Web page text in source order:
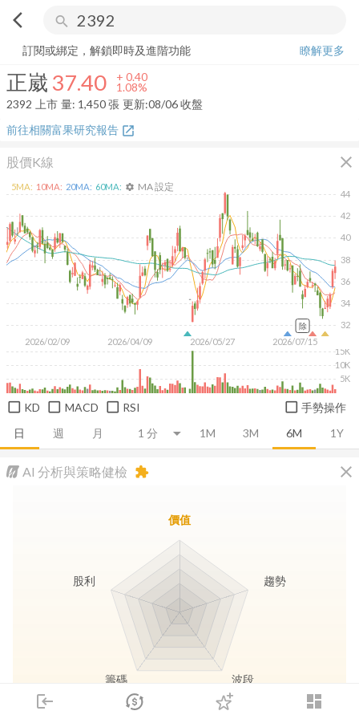
arrow_back_ios search
login dashboard
市場 登入
正崴 37.40+ 1.08%
訂閱或綁定，解鎖即時及進階功能
瞭解更多
正崴 37.40 + 0.40
1.08%
2392
上市 量: 1,450張 更新:08/06 收盤
前往相關富果研究報告 open_in_new
股價K線 close
日 週 月 1M 3M 6M 1Y
2026/02/09 2026/04/09 2026/05/27 2026/07/15
32
34
36
38
40
42
44
5K
10K
15K
5MA: 10MA: 20MA: 60MA: settings MA 設定
除
KD MACD RSI 手勢操作
AI 分析與策略健檢 close
extension
價值
趨勢
波段
籌碼
股利